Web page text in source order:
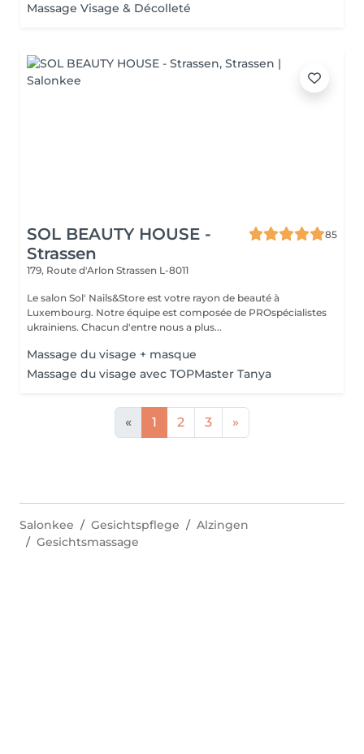
Massage Visage & Décolleté
SOL BEAUTY HOUSE -
Strassen
85
179, Route d'Arlon Strassen L-8011
Le salon Sol' Nails&Store est votre rayon de beauté à
Luxembourg. Notre équipe est composée de PROspécialistes
ukrainiens. Chacun d'entre nous a plus...
Massage du visage + masque
Massage du visage avec TOPMaster Tanya
« 1 2 3 »
Salonkee Gesichtspflege
Alzingen
Gesichtsmassage